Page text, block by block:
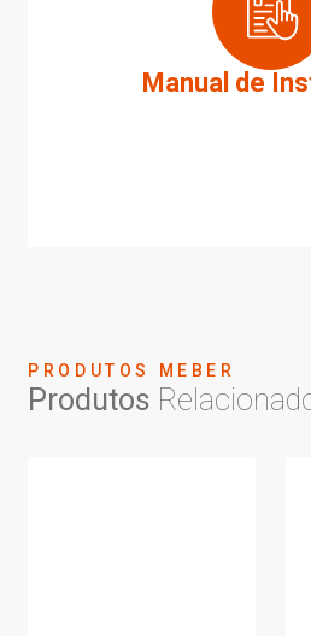
Manual de
PRODUTOS MEBER
Produtos